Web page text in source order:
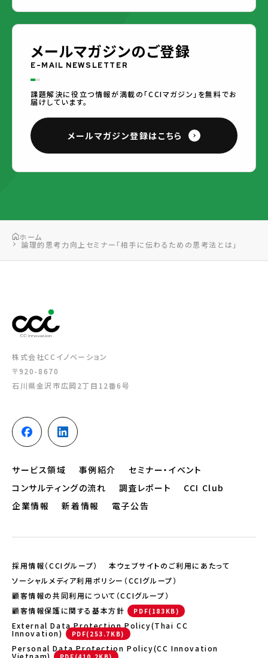
メールマガジンのご登録
E-MAIL NEWSLETTER
課題解決に役立つ情報が満載の「CCIマガジン」を無料でお
届けしています。
メールマガジン登録はこちら
ホーム
論理的思考力向上セミナー「相手に伝わるための思考法とは」
株式会社CCイノベーション
〒920-8670
石川県金沢市広岡2丁目12番6号
サービス領域 事例紹介
セミナー・イベント
コンサルティングの流れ
調査レポート
CCI Club
企業情報
新着情報 電子公告
採用情報（CCIグループ）
本ウェブサイトのご利用にあたって
ソーシャルメディア利用ポリシー（CCIグループ）
顧客情報の共同利用について（CCIグループ）
顧客情報保護に関する基本方針
External Data Protection Policy(Thai CC
Innovation)
Personal Data Protection Policy(CC Innovation